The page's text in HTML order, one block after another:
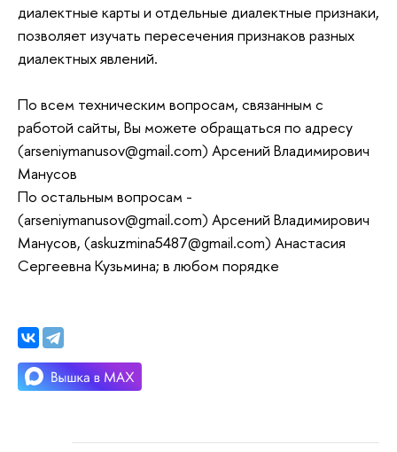
диалектные карты и отдельные диалектные признаки,
позволяет изучать пересечения признаков разных
диалектных явлений.
По всем техническим вопросам, связанным с
работой сайты, Вы можете обращаться по адресу
(arseniymanusov@gmail.com) Арсений Владимирович
Манусов
По остальным вопросам -
(arseniymanusov@gmail.com) Арсений Владимирович
Манусов, (askuzmina5487@gmail.com) Анастасия
Сергеевна Кузьмина; в любом порядке